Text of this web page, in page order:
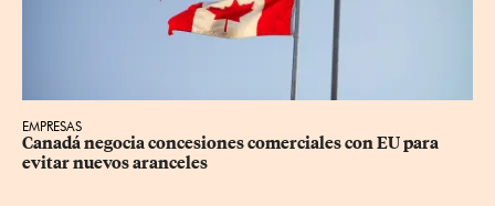
EMPRESAS
Canadá negocia concesiones comerciales con EU para
evitar nuevos aranceles